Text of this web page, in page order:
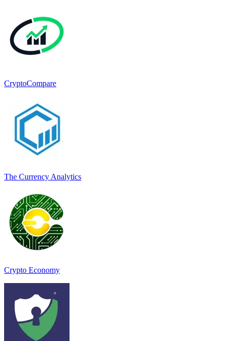
CryptoCompare
The Currency Analytics
Crypto Economy